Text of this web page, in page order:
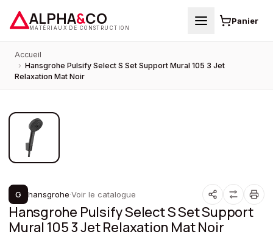
ALPHA&CO
MATÉRIAUX DE CONSTRUCTION
Panier
Accueil
› Hansgrohe Pulsify Select S Set Support Mural 105 3 Jet
Relaxation Mat Noir
G hansgrohe·Voir le catalogue
Hansgrohe Pulsify Select S Set Support
Mural 105 3 Jet Relaxation Mat Noir